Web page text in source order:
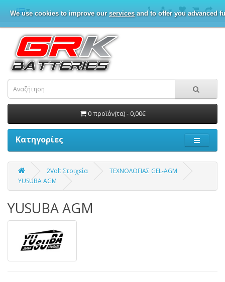
We use cookies to improve our servicesand to offer you advanced
0 προϊόν(τα) - 0,00€
Κατηγορίες
2Volt Στοιχεία
ΤΕΧΝΟΛΟΓΙΑΣ GEL-AGM
YUSUBA AGM
YUSUBA AGM